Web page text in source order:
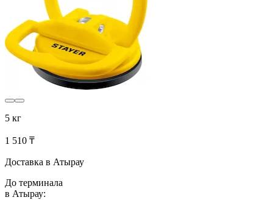
5 кг
1 510 ₸
Доставка в Атырау
До терминала
в Атырау: